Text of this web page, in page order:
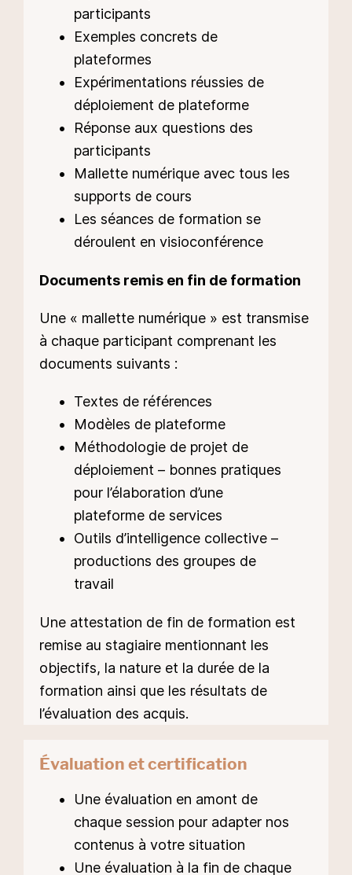
participants
Exemples concrets de
plateformes
Expérimentations réussies de
déploiement de plateforme
Réponse aux questions des
participants
Mallette numérique avec tous les
supports de cours
Les séances de formation se
déroulent en visioconférence
Documents remis en fin de formation
Une « mallette numérique » est transmise
à chaque participant comprenant les
documents suivants :
Textes de références
Modèles de plateforme
Méthodologie de projet de
déploiement – bonnes pratiques
pour l’élaboration d’une
plateforme de services
Outils d’intelligence collective –
productions des groupes de
travail
Une attestation de fin de formation est
remise au stagiaire mentionnant les
objectifs, la nature et la durée de la
formation ainsi que les résultats de
l’évaluation des acquis.
Évaluation et certification
Une évaluation en amont de
chaque session pour adapter nos
contenus à votre situation
Une évaluation à la fin de chaque